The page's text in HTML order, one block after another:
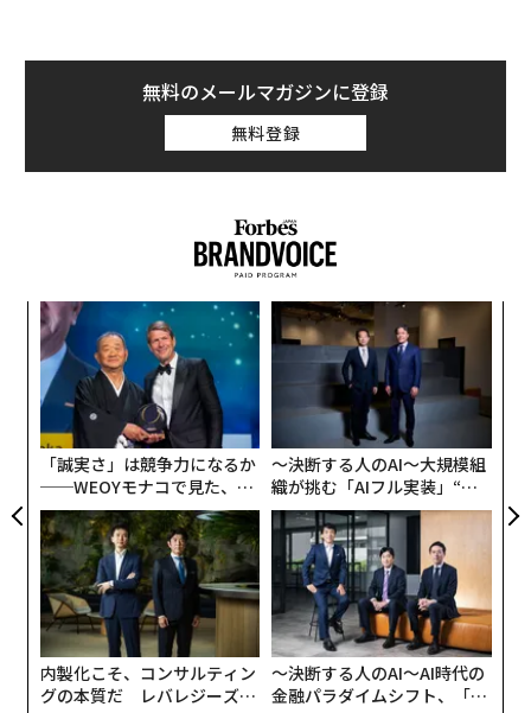
翻訳＝江津拓哉
無料のメールマガジンに登録
無料登録
「誠実さ」は競争力になるか
──WEOYモナコで見た、く
ら寿司の経営哲学
〜決断する人のAI〜大規模組
織が挑む「AIフル実装」“使
う”企業から“動く”企業へ【N
TTドコモビジネス×PwC】
内製化こそ、コンサルティン
グの本質だ レバレジーズが
〜決断する人のAI〜AI時代の
金融パラダイムシフト、「超